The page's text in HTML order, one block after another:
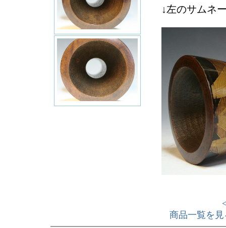
↓左のサムネ
商品一覧を見